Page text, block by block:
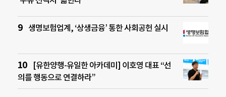
생명보험업계, ‘상생금융’ 통한 사회공헌 실시
[유한양행-유일한 아카데미] 이호영 대표 “선
의를 행동으로 연결하라”